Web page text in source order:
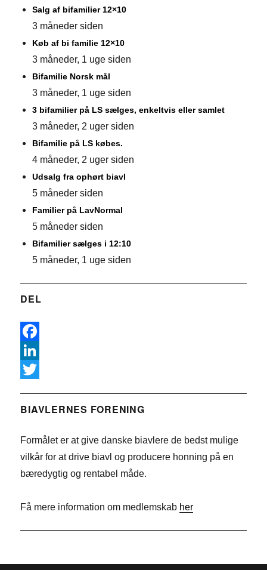
Salg af bifamilier 12×10
3 måneder siden
Køb af bi familie 12×10
3 måneder, 1 uge siden
Bifamilie Norsk mål
3 måneder, 1 uge siden
3 bifamilier på LS sælges, enkeltvis eller samlet
3 måneder, 2 uger siden
Bifamilie på LS købes.
4 måneder, 2 uger siden
Udsalg fra ophørt biavl
5 måneder siden
Familier på LavNormal
5 måneder siden
Bifamilier sælges i 12:10
5 måneder, 1 uge siden
DEL
F
a
e
o
L
n
e
n
w
t
r
BIAVLERNES FORENING
Formålet er at give danske biavlere de bedst mulige
vilkår for at drive biavl og producere honning på en
bæredygtig og rentabel måde.
Få mere information om medlemskab her